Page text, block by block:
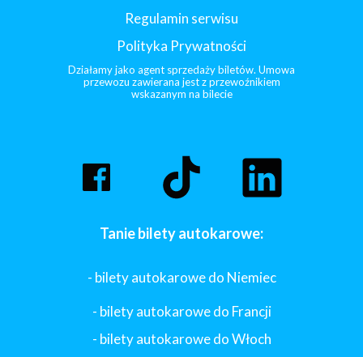
Tanie bilety autokarowe:
- bilety autokarowe do Niemiec
- bilety autokarowe do Francji
- bilety autokarowe do Włoch
Regulamin serwisu
Polityka Prywatności
Działamy jako agent sprzedaży biletów. Umowa
przewozu zawierana jest z przewoźnikiem
wskazanym na bilecie